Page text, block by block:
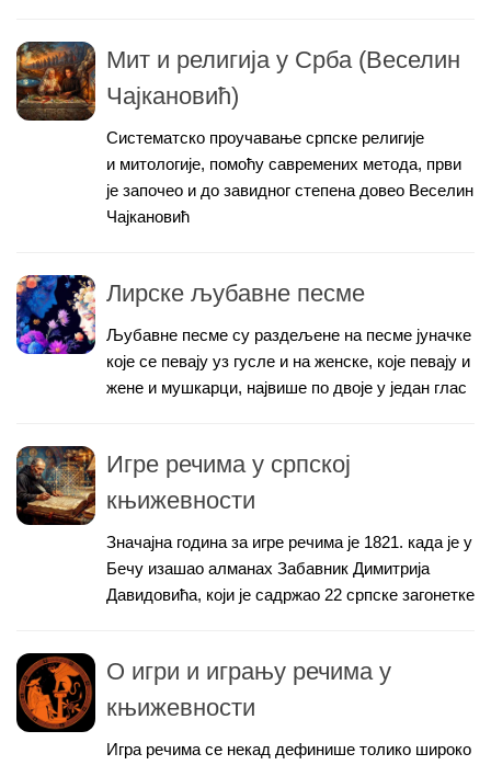
Мит и религија у Срба (Веселин
Чајкановић)
Систематско проучавање српске peлигије
и митологије, помоћу савремених метода, први
је започео и до завидног степена довео Веселин
Чајкановић
Лирске љубавне песме
Љубавне песме су раздељене на песме јуначке
које се певају уз гусле и на женске, које певају и
жене и мушкарци, највише по двоје у један глас
Игре речима у српској
књижевности
Значајна година за игре речима је 1821. када је у
Бечу изашао алманах Забавник Димитрија
Давидовића, који је садржао 22 српске загонетке
О игри и игрању речима у
књижевности
Игра речима се некад дефинише толико широко